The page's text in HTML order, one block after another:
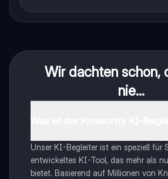
Wir dachten schon,
nie...
Unser KI-Begleiter ist ein speziell für
entwickeltes KI-Tool, das mehr als
bietet. Basierend auf Millionen von